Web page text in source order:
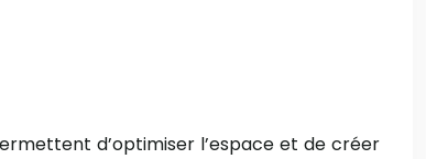
d’optimiser l’espace et de créer